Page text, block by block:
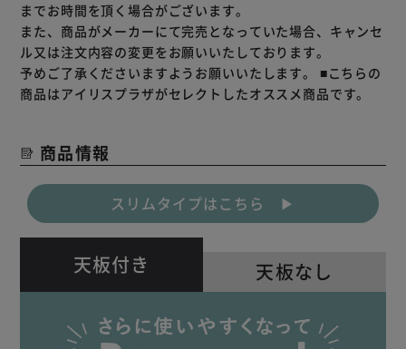
までお時間を頂く場合がございます。
また、商品がメーカーにて完売となっていた場合、キャンセ
ル又は注文内容の変更をお願いいたしております。
予めご了承くださいますようお願いいたします。 ■こちらの
商品はアイリスプラザがセレクトしたオススメ商品です。
商品情報
スリムタイプはこちら ▶
天板付き 天板なし